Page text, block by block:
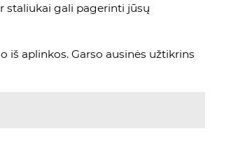
staliukai gali pagerinti jūsų
aplinkos. Garso ausinės užtikrins